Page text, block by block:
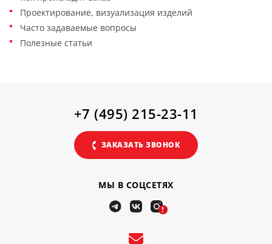
Проектирование, визуализация изделий
Часто задаваемые вопросы
Полезные статьи
МЫ В СОЦСЕТЯХ
!
+7 (495) 215-23-11
ЗАКАЗАТЬ ЗВОНОК